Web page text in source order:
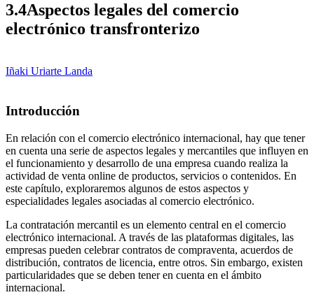
3.4Aspectos legales del comercio
electrónico transfronterizo
Iñaki Uriarte Landa
Introducción
En relación con el comercio electrónico internacional, hay que tener
en cuenta una serie de aspectos legales y mercantiles que influyen en
el funcionamiento y desarrollo de una empresa cuando realiza la
actividad de venta online de productos, servicios o contenidos. En
este capítulo, exploraremos algunos de estos aspectos y
especialidades legales asociadas al comercio electrónico.
La contratación mercantil es un elemento central en el comercio
electrónico internacional. A través de las plataformas digitales, las
empresas pueden celebrar contratos de compraventa, acuerdos de
distribución, contratos de licencia, entre otros. Sin embargo, existen
particularidades que se deben tener en cuenta en el ámbito
internacional.